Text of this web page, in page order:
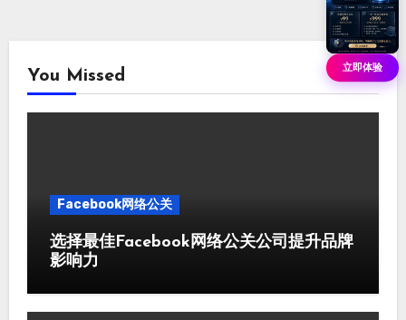
You Missed
Facebook网络公关
选择最佳Facebook网络公关公司提升品牌
影响力
立即体验